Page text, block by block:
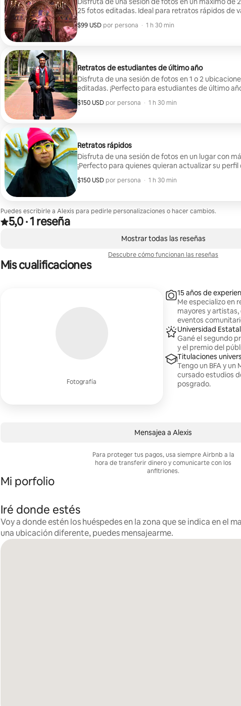
25 fotos editadas. Ideal para retratos rápidos de
solitarios, parejas y blogueros de viajes.
$99 USD por persona
$99 USD por huésped
, · 1 h 30 min
Retratos de estudiantes de último año
Disfruta de una sesión de fotos en 1 o 2
editadas. ¡Perfecto para estudiantes de último
universitarios que quieran celebrar su graduación!
$150 USD por persona
$150 USD por huésped
, · 1 h 30 min
Retratos rápidos
Disfruta de una sesión de fotos en un lugar con
¡Perfecto para quienes quieran actualizar su perfil
$150 USD por persona
$150 USD por huésped
, · 1 h 30 min
Puedes escribirle a Alexis para pedirle personalizaciones o hacer cambios.
Valoración de 5,0 sobre 5 estrellas sobre la base de 1 reseña
5,0
, ·1 reseña
Mostrar todas las reseñas
Descubre cómo funcionan las reseñas
Mis cualificaciones
Fotografía
15 años de
Me especializo en
mayores y
eventos
Universidad
Gané el segundo
y el premio del
Titulaciones
Tengo un BFA y un
cursado estudios
posgrado.
Mensajea a Alexis
Para proteger tus pagos, usa siempre Airbnb a la
hora de transferir dinero y comunicarte con los
anfitriones.
Mi porfolio
Iré donde estés
Voy a donde estén los huéspedes en la zona que se indica en el
una ubicación diferente, puedes mensajearme.